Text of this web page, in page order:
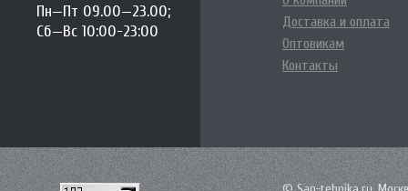
Пн—Пт 09.00—23.00;
Сб—Вс 10:00-23:00
Доставка и оплата
Оптовикам
Контакты